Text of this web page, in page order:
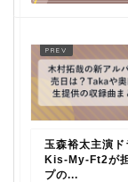
玉森裕太主演
Kis-My-Ft2が
プの...